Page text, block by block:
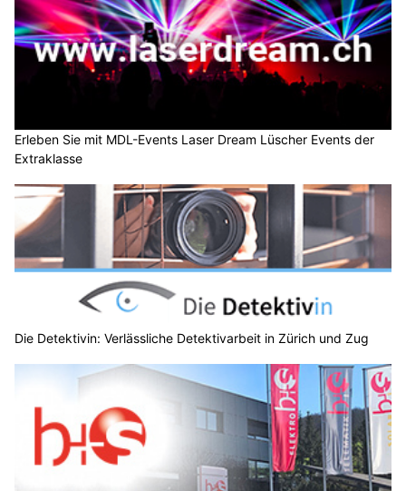
Erleben Sie mit MDL-Events Laser Dream Lüscher Events der
Extraklasse
Die Detektivin: Verlässliche Detektivarbeit in Zürich und Zug